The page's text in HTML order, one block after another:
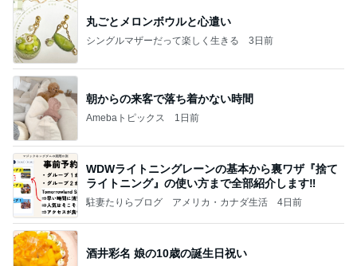
丸ごとメロンボウルと心遣い
シングルマザーだって楽しく生きる 3日前
朝からの来客で落ち着かない時間
Amebaトピックス 1日前
WDWライトニングレーンの基本から裏ワザ『捨て
ライトニング』の使い方まで全部紹介します‼
駐妻たりらブログ アメリカ・カナダ生活 4日前
酒井彩名 娘の10歳の誕生日祝い